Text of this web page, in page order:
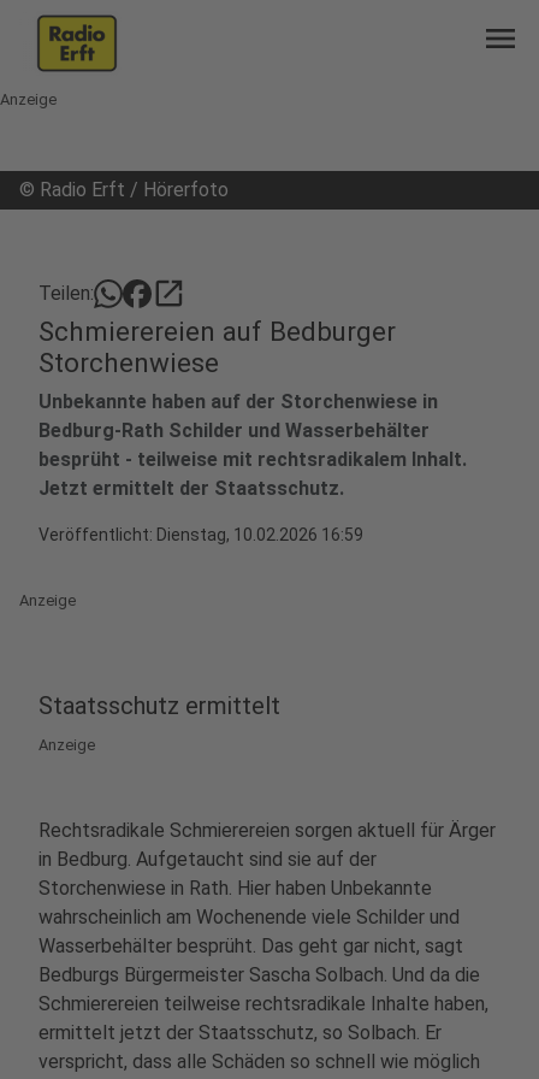
menu
Anzeige
© Radio Erft / Hörerfoto
Teilen: open_in_new
Schmierereien auf Bedburger
Storchenwiese
Unbekannte haben auf der Storchenwiese in
Bedburg-Rath Schilder und Wasserbehälter
besprüht - teilweise mit rechtsradikalem Inhalt.
Jetzt ermittelt der Staatsschutz.
Veröffentlicht: Dienstag, 10.02.2026 16:59
Anzeige
Staatsschutz ermittelt
Anzeige
Rechtsradikale Schmierereien sorgen aktuell für Ärger
in Bedburg. Aufgetaucht sind sie auf der
Storchenwiese in Rath. Hier haben Unbekannte
wahrscheinlich am Wochenende viele Schilder und
Wasserbehälter besprüht. Das geht gar nicht, sagt
Bedburgs Bürgermeister Sascha Solbach. Und da die
Schmierereien teilweise rechtsradikale Inhalte haben,
ermittelt jetzt der Staatsschutz, so Solbach. Er
verspricht, dass alle Schäden so schnell wie möglich